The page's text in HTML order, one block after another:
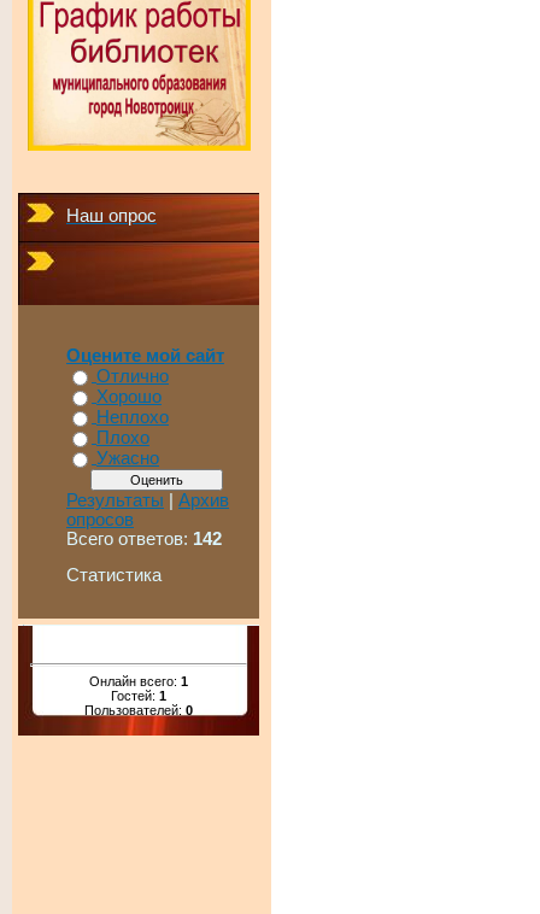
Наш опрос
Оцените мой сайт
Отлично
Хорошо
Неплохо
Плохо
Ужасно
Результаты | Архив
опросов
Всего ответов: 142
Статистика
Онлайн всего: 1
Гостей: 1
Пользователей: 0